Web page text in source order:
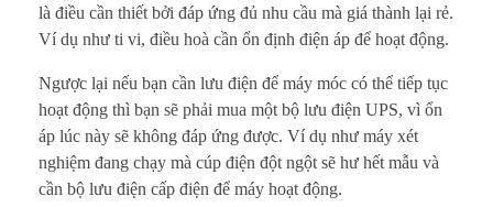
là điều cần thiết bởi đáp ứng đủ nhu cầu mà giá thành lại rẻ.
Ví dụ như ti vi, điều hoà cần ổn định điện áp để hoạt động.
Ngược lại nếu bạn cần lưu điện để máy móc có thể tiếp tục
hoạt động thì bạn sẽ phải mua một bộ lưu điện UPS, vì ổn
áp lúc này sẽ không đáp ứng được. Ví dụ như máy xét
nghiệm đang chạy mà cúp điện đột ngột sẽ hư hết mẫu và
cần bộ lưu điện cấp điện để máy hoạt động.